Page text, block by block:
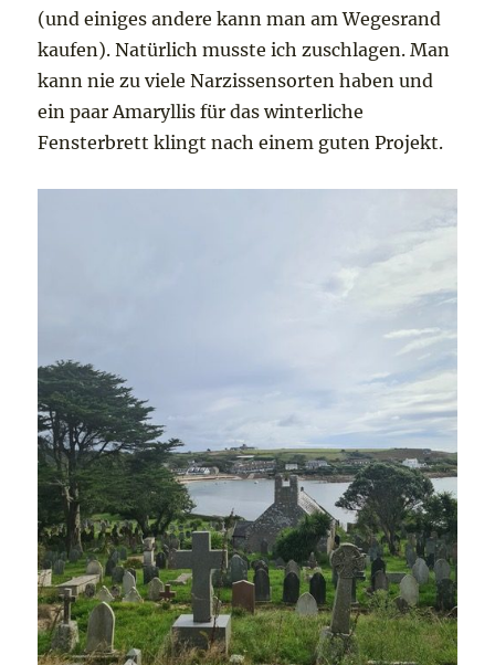
(und einiges andere kann man am Wegesrand
kaufen). Natürlich musste ich zuschlagen. Man
kann nie zu viele Narzissensorten haben und
ein paar Amaryllis für das winterliche
Fensterbrett klingt nach einem guten Projekt.